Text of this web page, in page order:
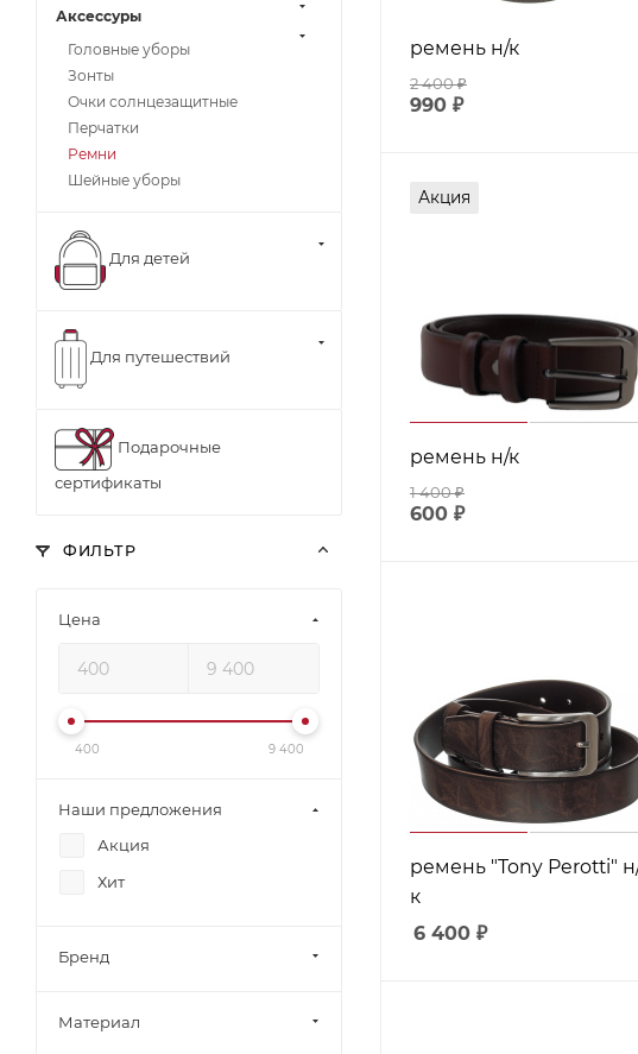
ремень н/к
2 400₽
990 ₽
Акция
ремень н/к
1 400₽
600 ₽
ремень "Tony Perotti"
к
6 400 ₽
Аксессуры
Головные уборы
Зонты
Очки солнцезащитные
Перчатки
Ремни
Шейные уборы
Для детей
Для путешествий
Подарочные
сертификаты
ФИЛЬТР
Цена
400 9 400
Наши предложения
Акция
Хит
Бренд
Материал